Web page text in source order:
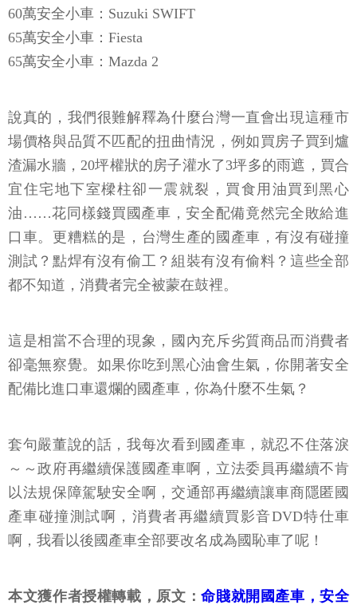
60萬安全小車：Suzuki SWIFT
65萬安全小車：Fiesta
65萬安全小車：Mazda 2
說真的，我們很難解釋為什麼台灣一直會出現這種市
場價格與品質不匹配的扭曲情況，例如買房子買到爐
渣漏水牆，20坪權狀的房子灌水了3坪多的雨遮，買合
宜住宅地下室樑柱卻一震就裂，買食用油買到黑心
油……花同樣錢買國產車，安全配備竟然完全敗給進
口車。更糟糕的是，台灣生產的國產車，有沒有碰撞
測試？點焊有沒有偷工？組裝有沒有偷料？這些全部
都不知道，消費者完全被蒙在鼓裡。
這是相當不合理的現象，國內充斥劣質商品而消費者
卻毫無察覺。如果你吃到黑心油會生氣，你開著安全
配備比進口車還爛的國產車，你為什麼不生氣？
套句嚴董說的話，我每次看到國產車，就忍不住落淚
～～政府再繼續保護國產車啊，立法委員再繼續不肯
以法規保障駕駛安全啊，交通部再繼續讓車商隱匿國
產車碰撞測試啊，消費者再繼續買影音DVD特仕車
啊，我看以後國產車全部要改名成為國恥車了呢！
本文獲作者授權轉載，原文：命賤就開國產車，安全